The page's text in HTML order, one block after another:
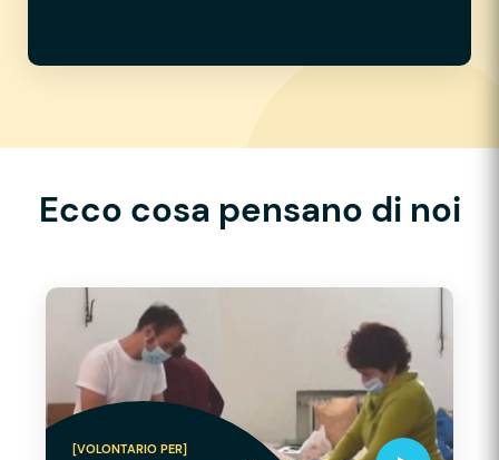
Ecco cosa pensano di noi
[VOLONTARIO PER]